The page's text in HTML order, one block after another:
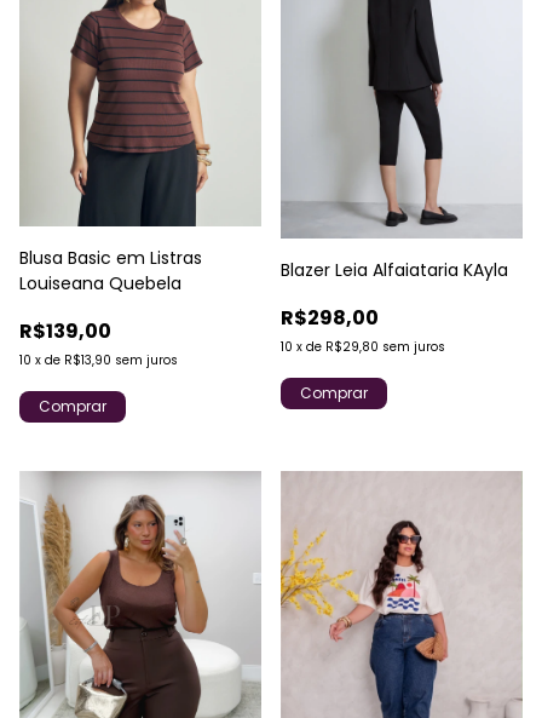
Blusa Basic em Listras
Louiseana Quebela
R$139,00
10 x de R$13,90 sem juros
Comprar
Blazer Leia Alfaiataria KAyla
R$298,00
10 x de R$29,80 sem juros
Comprar